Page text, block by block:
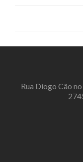
Rua Diogo Cão